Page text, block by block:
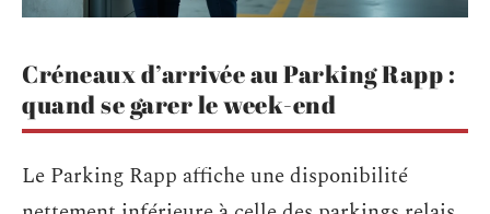
Créneaux d’arrivée au Parking Rapp :
quand se garer le week-end
Le Parking Rapp affiche une disponibilité